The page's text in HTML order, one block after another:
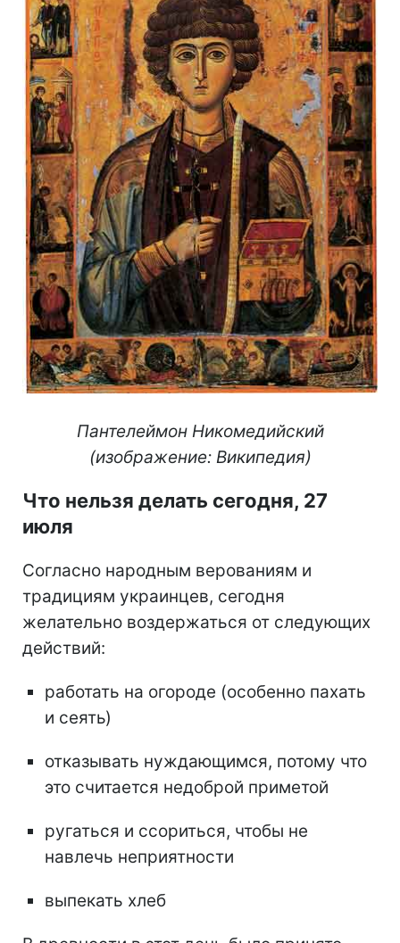
Пантелеймон Никомедийский
(изображение: Википедия)
Что нельзя делать сегодня, 27
июля
Согласно народным верованиям и
традициям украинцев, сегодня
желательно воздержаться от следующих
действий:
работать на огороде (особенно пахать
и сеять)
отказывать нуждающимся, потому что
это считается недоброй приметой
ругаться и ссориться, чтобы не
навлечь неприятности
выпекать хлеб